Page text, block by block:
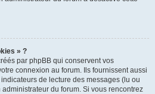
» ?
par phpBB qui conservent vos
connexion au forum. Ils fournissent aussi
de lecture des messages (lu ou
du forum. Si vous rencontrez